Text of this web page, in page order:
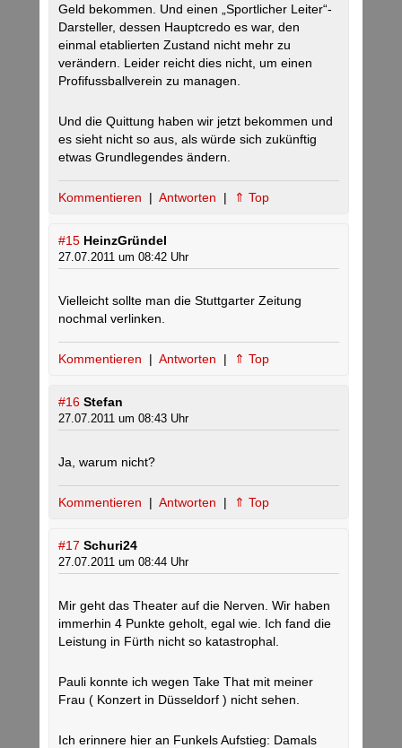
Geld bekommen. Und einen „Sportlicher Leiter“-
Darsteller, dessen Hauptcredo es war, den
einmal etablierten Zustand nicht mehr zu
verändern. Leider reicht dies nicht, um einen
Profifussballverein zu managen.
Und die Quittung haben wir jetzt bekommen und
es sieht nicht so aus, als würde sich zukünftig
etwas Grundlegendes ändern.
Kommentieren | Antworten | ⇑ Top
#15 HeinzGründel
27.07.2011 um 08:42 Uhr
Vielleicht sollte man die Stuttgarter Zeitung
nochmal verlinken.
Kommentieren | Antworten | ⇑ Top
#16 Stefan
27.07.2011 um 08:43 Uhr
Ja, warum nicht?
Kommentieren | Antworten | ⇑ Top
#17 Schuri24
27.07.2011 um 08:44 Uhr
Mir geht das Theater auf die Nerven. Wir haben
immerhin 4 Punkte geholt, egal wie. Ich fand die
Leistung in Fürth nicht so katastrophal.
Pauli konnte ich wegen Take That mit meiner
Frau ( Konzert in Düsseldorf ) nicht sehen.
Ich erinnere hier an Funkels Aufstieg: Damals